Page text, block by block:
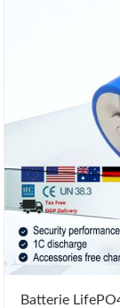
Batterie